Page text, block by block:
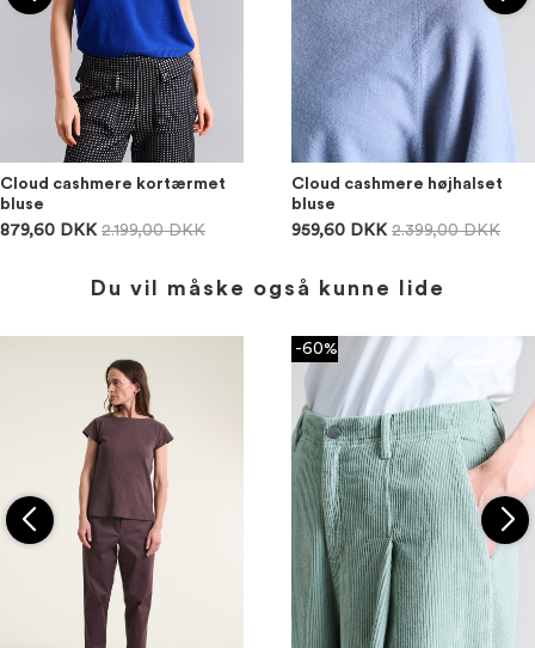
Cloud cashmere kortærmet
bluse
879,60 DKK 2.199,00 DKK
Cloud cashmere højhalset
bluse
959,60 DKK 2.399,00 DKK
Du vil måske også kunne lide
-60%